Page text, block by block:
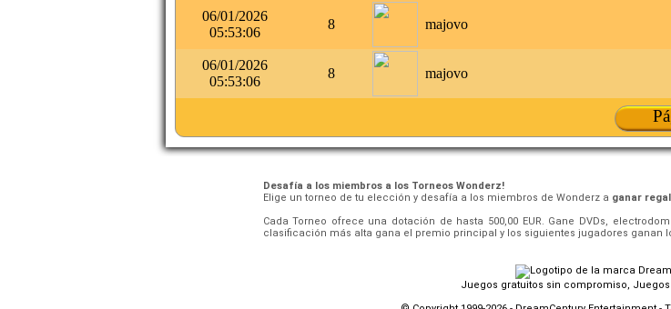
06/01/2026
05:53:06
8 majovo
06/01/2026
05:53:06
8 majovo
Desafía a los miembros a los Torneos Wonderz!
Elige un torneo de tu elección y desafía a los miembros de Wonderz a ganar
Cada Torneo ofrece una dotación de hasta 500,00 EUR. Gane DVDs,
clasificación más alta gana el premio principal y los siguientes jugadores ganan
Juegos gratuitos sin compromiso,